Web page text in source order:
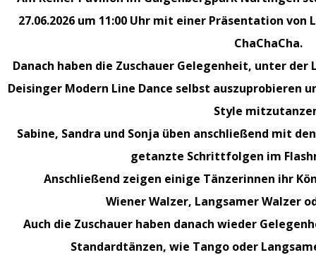
27.06.2026 um 11:00 Uhr mit einer Präsentation von
ChaChaCha.
Danach haben die Zuschauer Gelegenheit, unter
Deisinger Modern Line Dance selbst auszuprobieren
Style
Sabine, Sandra und Sonja üben anschließend mit
getanzte Schrittfolgen im
Anschließend zeigen einige Tänzerinnen ihr
Wiener Walzer, Langsamer Walzer
Auch die Zuschauer haben danach wieder
Standardtänzen, wie Tango oder